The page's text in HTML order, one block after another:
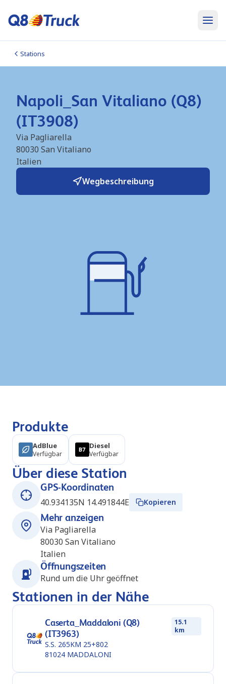
Stations
Napoli_San Vitaliano (Q8)
(IT3908)
Via Pagliarella
80030 San Vitaliano
Italien
Wegbeschreibung
Produkte
AdBlue
Verfügbar
Diesel
Verfügbar
Über diese Station
GPS-Koordinaten
40.934135N 14.491844E
Kopieren
Mehr anzeigen
Via Pagliarella
80030 San Vitaliano
Italien
Öffnungszeiten
Rund um die Uhr geöffnet
Stationen in der Nähe
Caserta_Maddaloni (Q8)
(IT3963)
15.1
km
S.S. 265KM 25+802
81024 MADDALONI